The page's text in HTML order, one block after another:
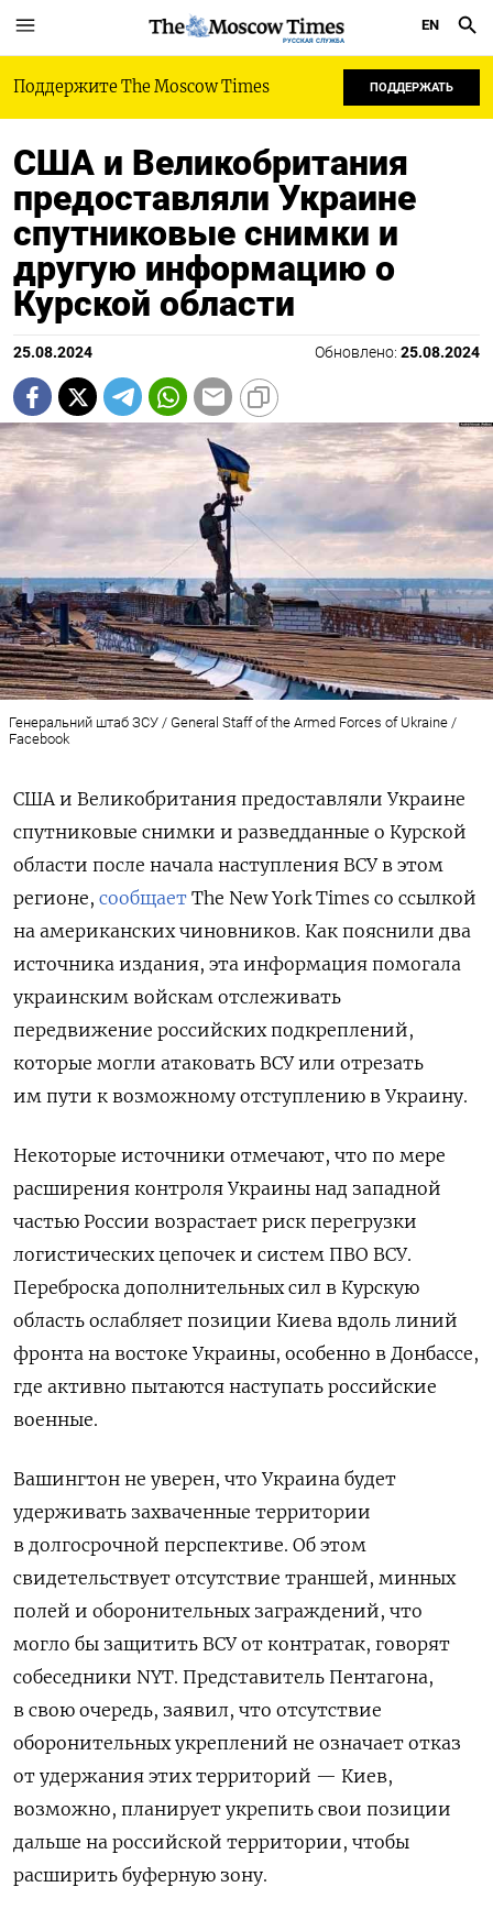
РУССКАЯ СЛУЖБА
EN
Поддержите The Moscow Times ПОДДЕРЖАТЬ
США и Великобритания
предоставляли Украине
спутниковые снимки и
другую информацию о
Курской области
25.08.2024 Обновлено: 25.08.2024
Генеральний штаб ЗСУ / General Staff of the Armed Forces of Ukraine /
Facebook
США и Великобритания предоставляли Украине
спутниковые снимки и разведданные о Курской
области после начала наступления ВСУ в этом
регионе, сообщает The New York Times со ссылкой
на американских чиновников. Как пояснили два
источника издания, эта информация помогала
украинским войскам отслеживать
передвижение российских подкреплений,
которые могли атаковать ВСУ или отрезать
им пути к возможному отступлению в Украину.
Некоторые источники отмечают, что по мере
расширения контроля Украины над западной
частью России возрастает риск перегрузки
логистических цепочек и систем ПВО ВСУ.
Переброска дополнительных сил в Курскую
область ослабляет позиции Киева вдоль линий
фронта на востоке Украины, особенно в Донбассе,
где активно пытаются наступать российские
военные.
Вашингтон не уверен, что Украина будет
удерживать захваченные территории
в долгосрочной перспективе. Об этом
свидетельствует отсутствие траншей, минных
полей и оборонительных заграждений, что
могло бы защитить ВСУ от контратак, говорят
собеседники NYT. Представитель Пентагона,
в свою очередь, заявил, что отсутствие
оборонительных укреплений не означает отказ
от удержания этих территорий — Киев,
возможно, планирует укрепить свои позиции
дальше на российской территории, чтобы
расширить буферную зону.